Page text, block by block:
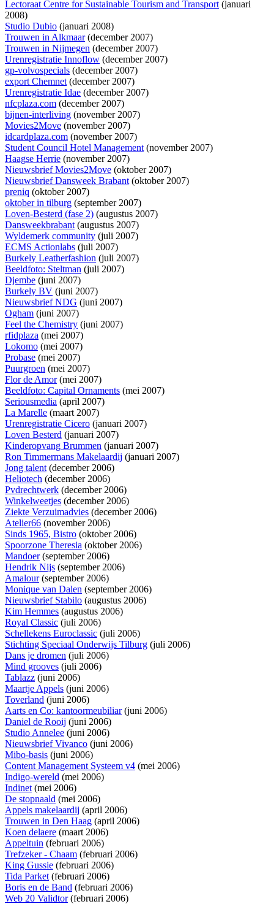
Lectoraat Centre for Sustainable Tourism and Transport(januari
2008)
Studio Dubio (januari 2008)
Trouwen in Alkmaar(december 2007)
Trouwen in Nijmegen (december 2007)
Urenregistratie Innoflow (december 2007)
gp-volvospecials (december 2007)
export Chemnet(december 2007)
Urenregistratie Idae (december 2007)
nfcplaza.com (december 2007)
bijnen-interliving (november 2007)
Movies2Move (november 2007)
idcardplaza.com (november 2007)
Student Council Hotel Management(november 2007)
Haagse Herrie (november 2007)
Nieuwsbrief Movies2Move (oktober 2007)
Nieuwsbrief Dansweek Brabant(oktober 2007)
preniq (oktober 2007)
oktober in tilburg (september 2007)
Loven-Besterd (fase 2) (augustus 2007)
Dansweekbrabant(augustus 2007)
Wyldemerk community (juli 2007)
ECMS Actionlabs (juli 2007)
Burkely Leatherfashion (juli 2007)
Beeldfoto: Steltman (juli 2007)
Djembe (juni 2007)
Burkely BV (juni 2007)
Nieuwsbrief NDG (juni 2007)
Ogham (juni 2007)
Feel the Chemistry (juni 2007)
rfidplaza (mei 2007)
Lokomo (mei 2007)
Probase (mei 2007)
Puurgroen (mei 2007)
Flor de Amor(mei 2007)
Beeldfoto: Capital Ornaments (mei 2007)
Seriousmedia (april 2007)
La Marelle (maart 2007)
Urenregistratie Cicero (januari 2007)
Loven Besterd (januari 2007)
Kinderopvang Brummen (januari 2007)
Ron Timmermans Makelaardij (januari 2007)
Jong talent(december 2006)
Heliotech (december 2006)
Pvdrechtwerk (december 2006)
Winkelweetjes (december 2006)
Ziekte Verzuimadvies (december 2006)
Atelier66 (november 2006)
Sinds 1965, Bistro (oktober 2006)
Spoorzone Theresia (oktober 2006)
Mandoer(september 2006)
Hendrik Nijs (september 2006)
Amalour(september 2006)
Monique van Dalen (september 2006)
Nieuwsbrief Stabilo (augustus 2006)
Kim Hemmes (augustus 2006)
Royal Classic (juli 2006)
Schellekens Euroclassic (juli 2006)
Stichting Speciaal Onderwijs Tilburg (juli 2006)
Dans je dromen (juli 2006)
Mind grooves (juli 2006)
Tablazz (juni 2006)
Maartje Appels (juni 2006)
Toverland (juni 2006)
Aarts en Co: kantoormeubiliar(juni 2006)
Daniel de Rooij (juni 2006)
Studio Annelee (juni 2006)
Nieuwsbrief Vivanco (juni 2006)
Mibo-basis (juni 2006)
Content Management Systeem v4 (mei 2006)
Indigo-wereld (mei 2006)
Indinet(mei 2006)
De stopnaald (mei 2006)
Appels makelaardij (april 2006)
Trouwen in Den Haag (april 2006)
Koen delaere (maart 2006)
Appeltuin (februari 2006)
Trefzeker - Chaam (februari 2006)
King Gussie (februari 2006)
Tida Parket(februari 2006)
Boris en de Band (februari 2006)
Web 20 Validtor(februari 2006)